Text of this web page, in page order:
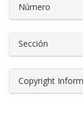
Número
Sección
Copyright